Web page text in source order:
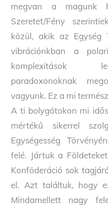
megvan a
Szeretet/Fény
közül, akik az Egység
vibrációnkban a
komplexitások
paradoxonoknak
vagyunk. Ez a mi
A ti bolygótokon mi
mértékű sikerrel
Egységesség
felé. Jártuk a
Konföderáció sok
el. Azt találtuk, hogy
Mindamellett nagy